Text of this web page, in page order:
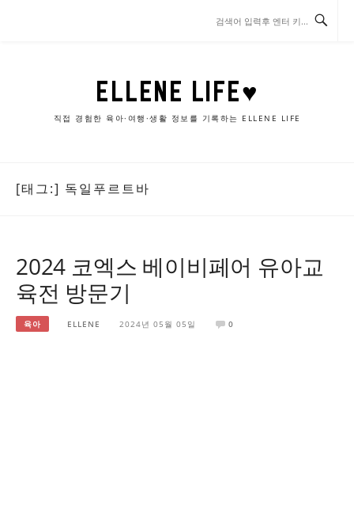
ELLENE LIFE♥
직접 경험한 육아·여행·생활 정보를 기록하는 ELLENE LIFE
[태그:] 독일푸르트바
2024 코엑스 베이비페어 유아교
육전 방문기
육아 ELLENE 2024년 05월 05일 0